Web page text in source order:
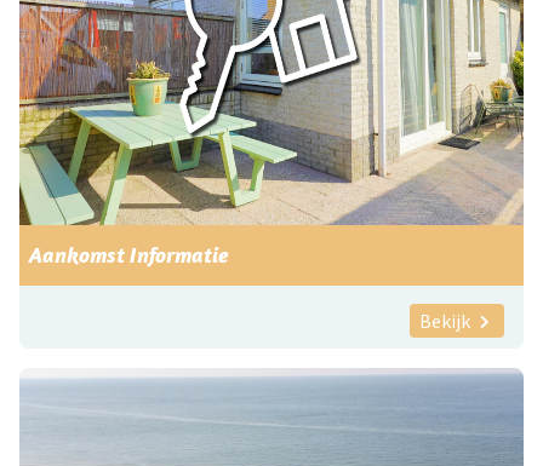
Aankomst Informatie
Bekijk